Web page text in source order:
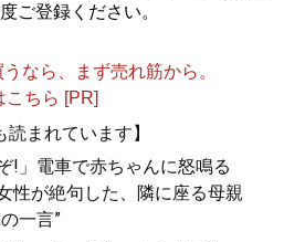
ご登録ください。
なら、まず売れ筋から。
こちら [PR]
読まれています】
!」電車で赤ちゃんに怒鳴る
性が絶句した、隣に座る母親
一言”